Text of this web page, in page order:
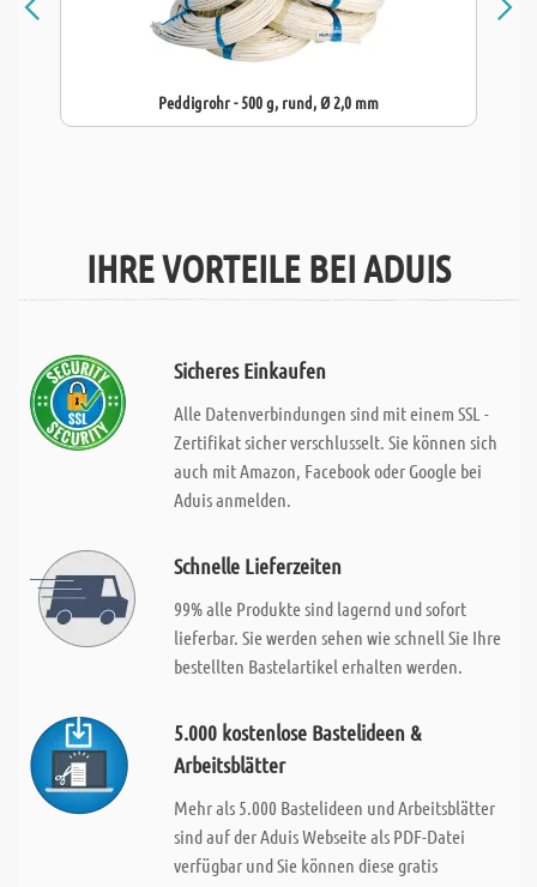
Peddigrohr - 500 g, rund, Ø 2,0 mm
IHRE VORTEILE BEI ADUIS
Sicheres Einkaufen
Alle Datenverbindungen sind mit einem SSL -
Zertifikat sicher verschlusselt. Sie können sich
auch mit Amazon, Facebook oder Google bei
Aduis anmelden.
Schnelle Lieferzeiten
99% alle Produkte sind lagernd und sofort
lieferbar. Sie werden sehen wie schnell Sie Ihre
bestellten Bastelartikel erhalten werden.
5.000 kostenlose Bastelideen &
Arbeitsblätter
Mehr als 5.000 Bastelideen und Arbeitsblätter
sind auf der Aduis Webseite als PDF-Datei
verfügbar und Sie können diese gratis